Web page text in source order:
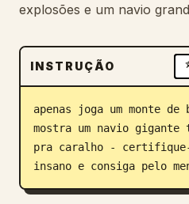
explosões e um navio
INSTRUÇÃO
apenas joga um monte
mostra um navio gigante
pra caralho -
insano e consiga pelo